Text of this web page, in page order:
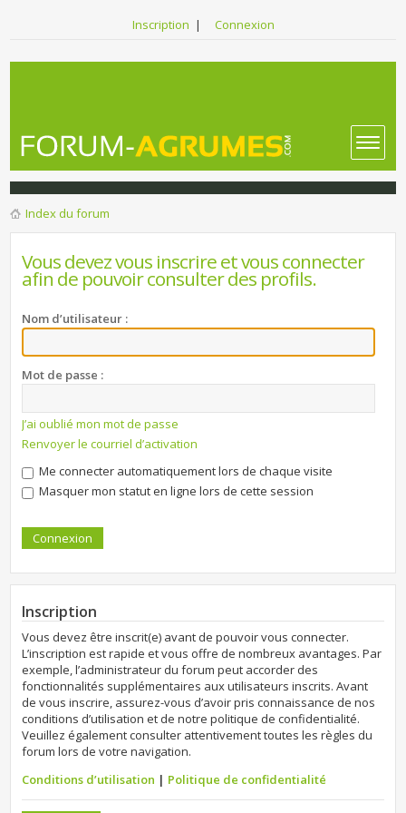
Inscription | Connexion
Index du forum
Vous devez vous inscrire et vous connecter
afin de pouvoir consulter des profils.
Nom d’utilisateur :
Mot de passe :
J’ai oublié mon mot de passe
Renvoyer le courriel d’activation
Me connecter automatiquement lors de chaque visite
Masquer mon statut en ligne lors de cette session
Inscription
Vous devez être inscrit(e) avant de pouvoir vous connecter.
L’inscription est rapide et vous offre de nombreux avantages. Par
exemple, l’administrateur du forum peut accorder des
fonctionnalités supplémentaires aux utilisateurs inscrits. Avant
de vous inscrire, assurez-vous d’avoir pris connaissance de nos
conditions d’utilisation et de notre politique de confidentialité.
Veuillez également consulter attentivement toutes les règles du
forum lors de votre navigation.
Conditions d’utilisation | Politique de confidentialité